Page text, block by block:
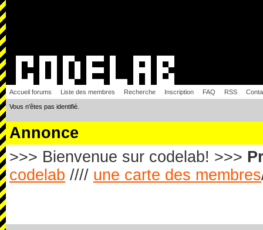
Accueil forums Liste des membres Recherche Inscription FAQ RSS
Vous n'êtes pas identifié.
Annonce
>>> Bienvenue sur codelab! >>>
codelab //// une carte des membres